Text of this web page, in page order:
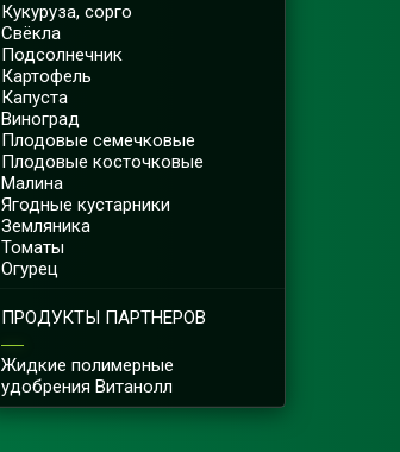
Кукуруза, сорго
Свёкла
Подсолнечник
Картофель
Капуста
Виноград
Плодовые семечковые
Плодовые косточковые
Малина
Ягодные кустарники
Земляника
Томаты
Огурец
ПРОДУКТЫ ПАРТНЕРОВ
Жидкие полимерные
удобрения Витанолл